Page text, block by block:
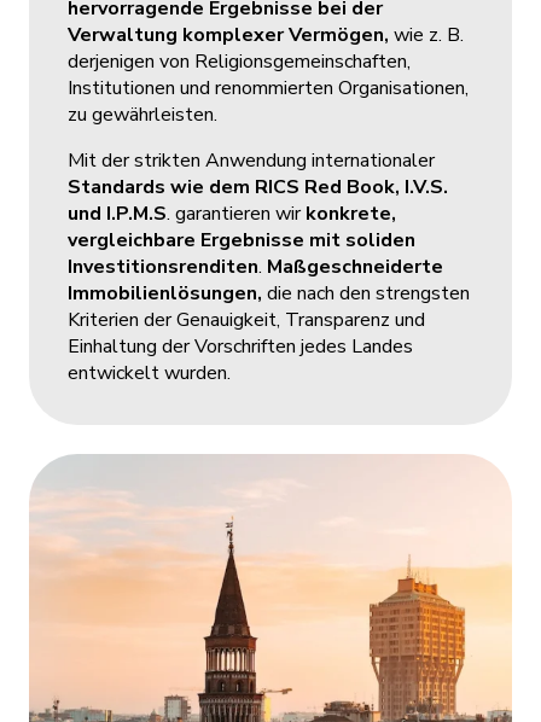
hervorragende Ergebnisse bei der
Verwaltung komplexer Vermögen, wie z. B.
derjenigen von Religionsgemeinschaften,
Institutionen und renommierten Organisationen,
zu gewährleisten.​
Mit der strikten Anwendung internationaler
Standards wie dem RICS Red Book, I.V.S.
und I.P.M.S. garantieren wirkonkrete,
vergleichbare Ergebnisse mit soliden
Investitionsrenditen. Maßgeschneiderte
Immobilienlösungen, die nach den strengsten
Kriterien der Genauigkeit, Transparenz und
Einhaltung der Vorschriften jedes Landes
entwickelt wurden. ​